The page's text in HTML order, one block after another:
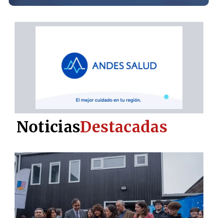
NoticiasDestacadas